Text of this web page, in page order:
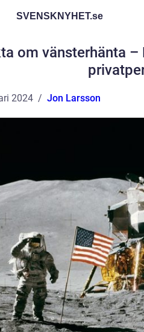
SVENSKNYHET.se
om vänsterhänta
2024 Jon Larsson